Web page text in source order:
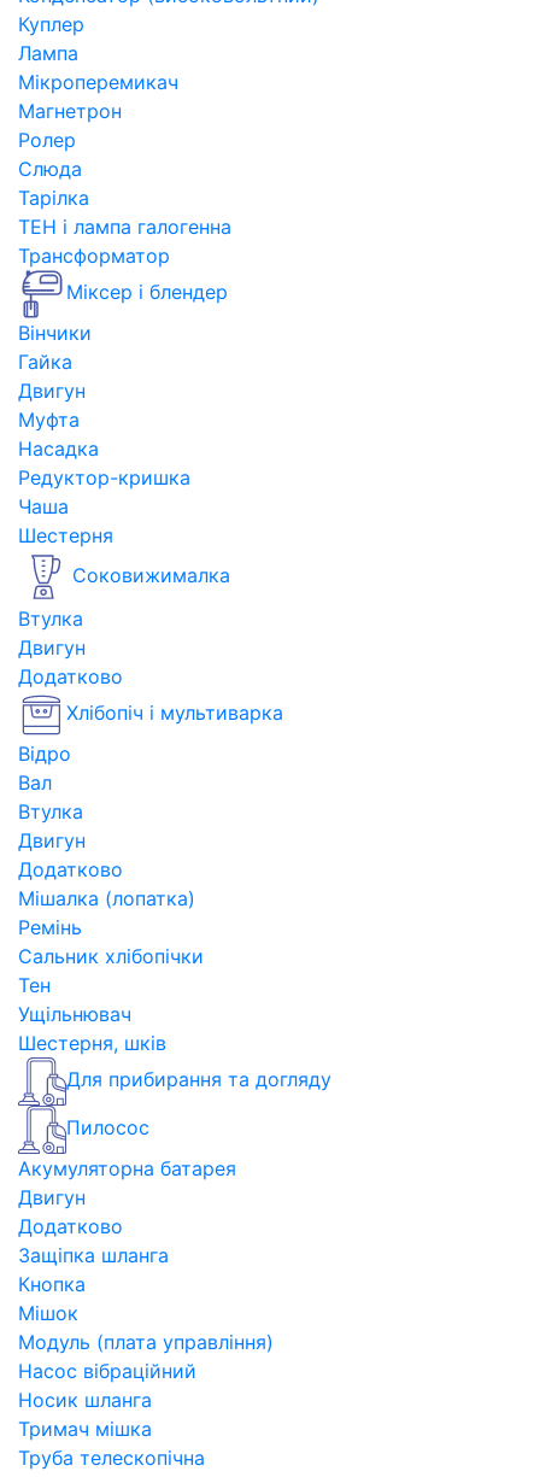
Куплер
Лампа
Мікроперемикач
Магнетрон
Ролер
Слюда
Тарілка
ТЕН і лампа галогенна
Трансформатор
Міксер і блендер
Вінчики
Гайка
Двигун
Муфта
Насадка
Редуктор-кришка
Чаша
Шестерня
Соковижималка
Втулка
Двигун
Додатково
Хлібопіч і мультиварка
Відро
Вал
Втулка
Двигун
Додатково
Мішалка (лопатка)
Ремінь
Сальник хлібопічки
Тен
Ущільнювач
Шестерня, шків
Для прибирання та догляду
Пилосос
Акумуляторна батарея
Двигун
Додатково
Защіпка шланга
Кнопка
Мішок
Модуль (плата управління)
Насос вібраційний
Носик шланга
Тримач мішка
Труба телескопічна